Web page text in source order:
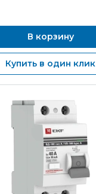
В корзину
Купить в один клик